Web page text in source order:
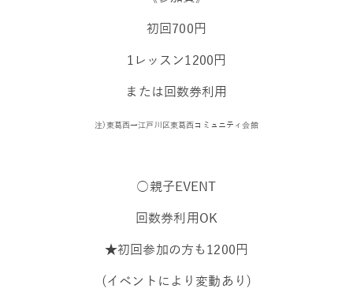
初回700円
1レッスン1200円
または回数券利用
注)東葛西→江戸川区東葛西コミュニティ会館
○親子EVENT
回数券利用OK
★初回参加の方も1200円
(イベントにより変動あり)